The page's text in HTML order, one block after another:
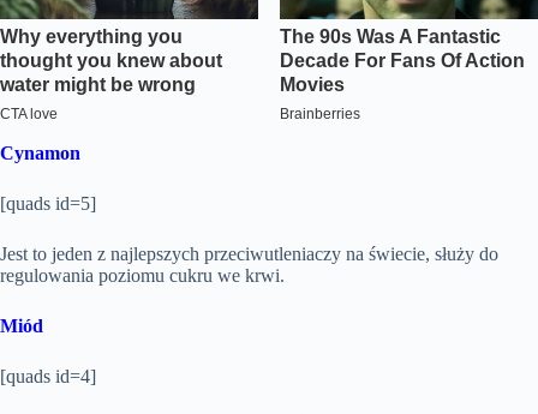
Cynamon
[quads id=5]
Jest to jeden z najlepszych przeciwutleniaczy na świecie, służy do
regulowania poziomu cukru we krwi.
Miód
[quads id=4]